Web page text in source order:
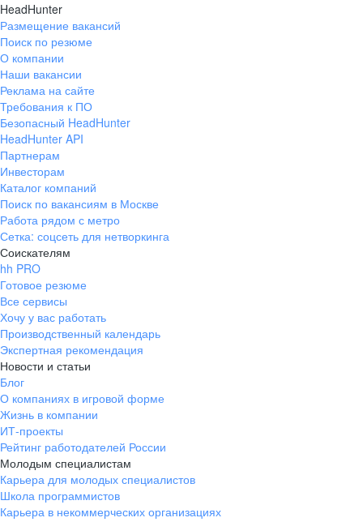
HeadHunter
Размещение вакансий
Поиск по резюме
О компании
Наши вакансии
Реклама на сайте
Требования к ПО
Безопасный HeadHunter
HeadHunter API
Партнерам
Инвесторам
Каталог компаний
Поиск по вакансиям в Москве
Работа рядом с метро
Сетка: соцсеть для нетворкинга
Соискателям
hh PRO
Готовое резюме
Все сервисы
Хочу у вас работать
Производственный календарь
Экспертная рекомендация
Новости и статьи
Блог
О компаниях в игровой форме
Жизнь в компании
ИТ-проекты
Рейтинг работодателей России
Молодым специалистам
Карьера для молодых специалистов
Школа программистов
Карьера в некоммерческих организациях